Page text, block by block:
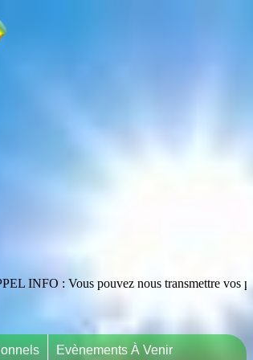
pouvez nous transmettre vos publications
Evènements À Venir